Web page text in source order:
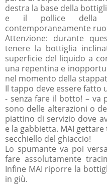
destra la base della
e il pollice della
contemporaneamente
Attenzione: durante
tenere la bottiglia
superficie del liquido a
una repentina e
nel momento della
Il tappo deve essere fatto
- senza fare il botto! – va
sono delle alterazioni o
piattino di servizio dove
e la gabbietta. MAI
secchiello del ghiaccio!
Lo spumante va poi
fare assolutamente
Infine MAI riporre la
in giù.